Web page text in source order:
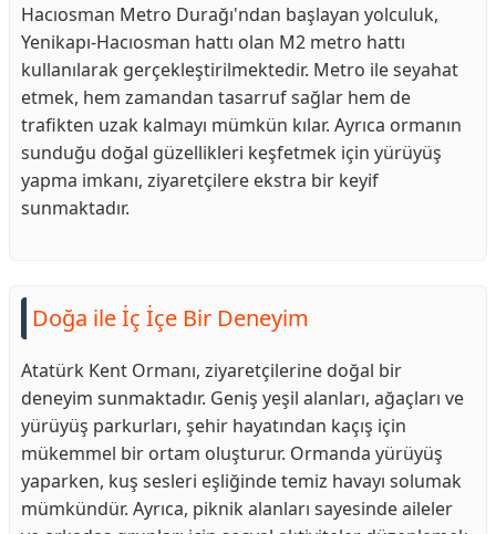
Hacıosman Metro Durağı'ndan başlayan yolculuk,
Yenikapı-Hacıosman hattı olan M2 metro hattı
kullanılarak gerçekleştirilmektedir. Metro ile seyahat
etmek, hem zamandan tasarruf sağlar hem de
trafikten uzak kalmayı mümkün kılar. Ayrıca ormanın
sunduğu doğal güzellikleri keşfetmek için yürüyüş
yapma imkanı, ziyaretçilere ekstra bir keyif
sunmaktadır.
Doğa ile İç İçe Bir Deneyim
Atatürk Kent Ormanı, ziyaretçilerine doğal bir
deneyim sunmaktadır. Geniş yeşil alanları, ağaçları ve
yürüyüş parkurları, şehir hayatından kaçış için
mükemmel bir ortam oluşturur. Ormanda yürüyüş
yaparken, kuş sesleri eşliğinde temiz havayı solumak
mümkündür. Ayrıca, piknik alanları sayesinde aileler